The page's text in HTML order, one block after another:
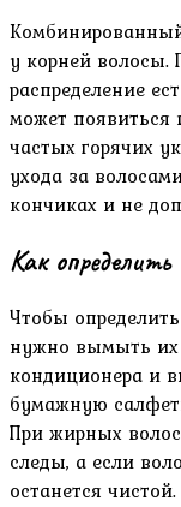
у корней
распределение
может появиться
частых горячих
ухода за
кончиках и не
Как определить
Чтобы
нужно вымыть
кондиционера и
бумажную
При жирных
следы, а если
останется чистой.